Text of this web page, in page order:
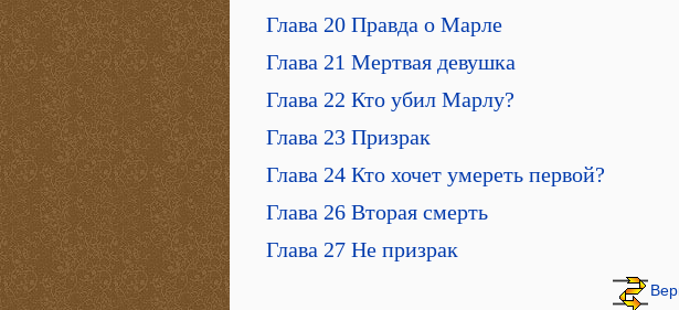
Глава 20 Правда о Марле
Глава 21 Мертвая девушка
Глава 22 Кто убил Марлу?
Глава 23 Призрак
Глава 24 Кто хочет умереть первой?
Глава 26 Вторая смерть
Глава 27 Не призрак